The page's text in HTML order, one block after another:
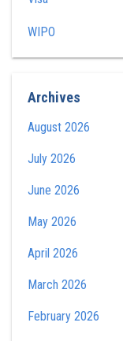
WIPO
Archives
August 2026
July 2026
June 2026
May 2026
April 2026
March 2026
February 2026